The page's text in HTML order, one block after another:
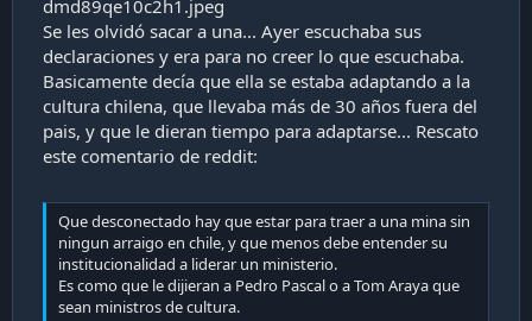
i
ó
n
Se les olvidó sacar a una... Ayer escuchaba sus
declaraciones y era para no creer lo que escuchaba.
Basicamente decía que ella se estaba adaptando a la
cultura chilena, que llevaba más de 30 años fuera del
pais, y que le dieran tiempo para adaptarse... Rescato
este comentario de reddit:
Que desconectado hay que estar para traer a una mina sin
ningun arraigo en chile, y que menos debe entender su
institucionalidad a liderar un ministerio.
Es como que le dijieran a Pedro Pascal o a Tom Araya que
sean ministros de cultura.